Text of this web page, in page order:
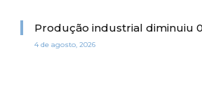
Produção industrial diminuiu
4 de agosto, 2026